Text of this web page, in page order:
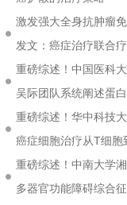
激发强大全身抗肿瘤
发文：癌症治疗联合
重磅综述！中国医科
吴际团队系统阐述蛋
重磅综述！华中科技
癌症细胞治疗从T细胞
重磅综述！中南大学
多器官功能障碍综合